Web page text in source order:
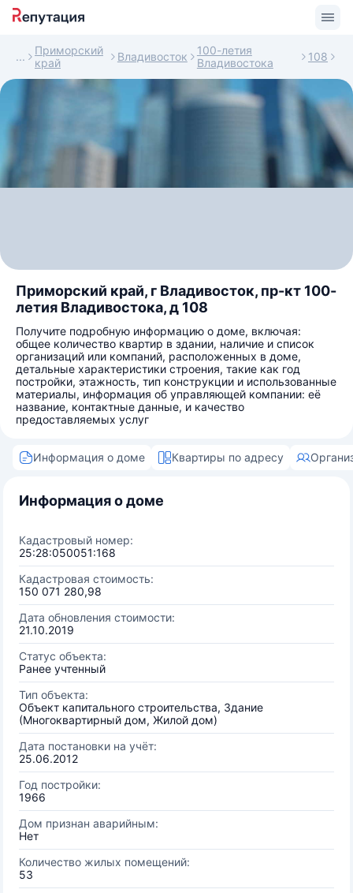
Приморский
край
Владивосток
100-летия
Владивостока
108
Приморский край, г Владивосток, пр-кт 100-
летия Владивостока, д 108
Получите подробную информацию о доме, включая:
общее количество квартир в здании, наличие и список
организаций или компаний, расположенных в доме,
детальные характеристики строения, такие как год
постройки, этажность, тип конструкции и использованные
материалы, информация об управляющей компании: её
название, контактные данные, и качество
предоставляемых услуг
Информация о доме Квартиры по адресу
Информация о доме
Кадастровый номер:
25:28:050051:168
Кадастровая стоимость:
150 071 280,98
Дата обновления стоимости:
21.10.2019
Статус объекта:
Ранее учтенный
Тип объекта:
Объект капитального строительства, Здание
(Многоквартирный дом, Жилой дом)
Дата постановки на учёт:
25.06.2012
Год постройки:
1966
Дом признан аварийным:
Нет
Количество жилых помещений:
53